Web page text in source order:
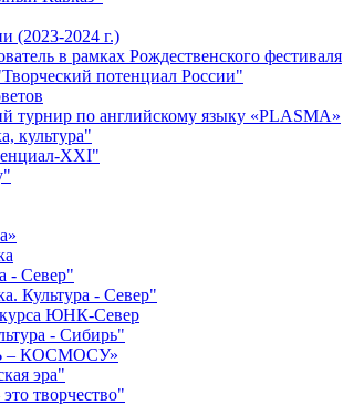
(2023-2024 г.)
в рамках Рождественского фестиваля
потенциал России"
турнир по английскому языку «PLASMA»
культура"
XXI"
- Север"
Культура - Север"
ЮНК-Север
- Сибирь"
– КОСМОСУ»
эра"
творчество"